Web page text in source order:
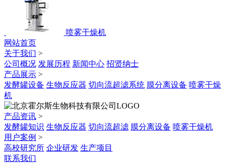
喷雾干燥机
网站首页
关于我们 >
公司概况 发展历程 新闻中心 招贤纳士
产品展示 >
发酵罐设备 生物反应器 切向流超滤系统 膜分离设备 喷雾干燥
机
产品资讯 >
发酵罐知识 生物反应器 切向流超滤 膜分离设备 喷雾干燥机
用户案例 >
高校研究所 企业研发 生产项目
联系我们